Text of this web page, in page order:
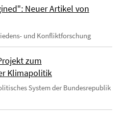
Neuer Artikel von
und Konfliktforschung
zum
Klimapolitik
System der Bundesrepublik